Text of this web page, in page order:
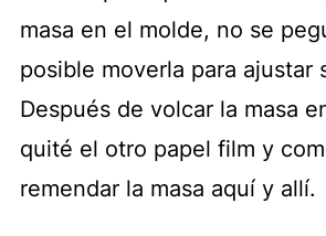
masa en el molde, no se
posible moverla para ajustar
Después de volcar la masa
quité el otro papel film y
remendar la masa aquí y allí.